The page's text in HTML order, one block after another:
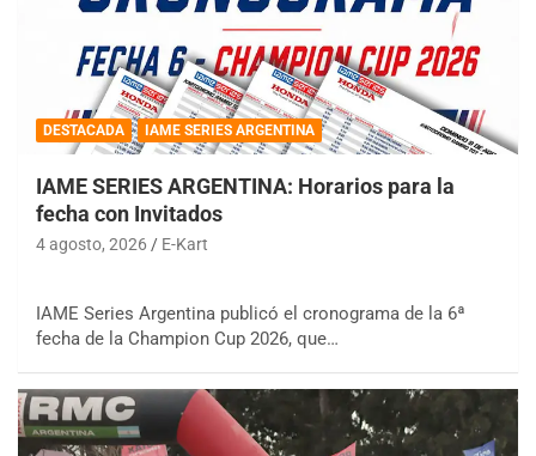
DESTACADA IAME SERIES ARGENTINA
IAME SERIES ARGENTINA: Horarios para la
fecha con Invitados
4 agosto, 2026 E-Kart
IAME Series Argentina publicó el cronograma de la 6ª
fecha de la Champion Cup 2026, que…